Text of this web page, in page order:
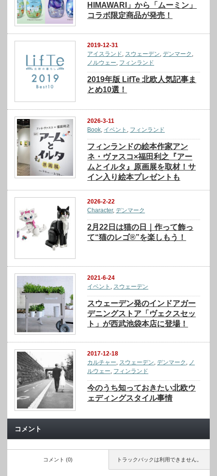
HIMAWARI」から「ムーミン」
コラボ限定商品が発売！
2019-12-31
アイスランド, スウェーデン,デンマーク ,
ノルウェー, フィンランド
2019年版 LifTe 北欧人気記事ま
とめ10選！
2026-3-11
Book, イベント , フィンランド
フィンランドの絵本作家アン
ネ・ヴァスコ×福田利之『アー
ムとイルタ』原画展を取材！サ
イン入り絵本プレゼントも
2026-2-22
Character,デンマーク
2月22日は猫の日｜作って飾っ
て“猫のレゴ®”を楽しもう！
2021-6-24
イベント
スウェーデン
スウェーデン発のインドアガー
デニングストア「ヴェクスセッ
ト」が西武池袋本店に登場！
2017-12-18
カルチャー, スウェーデン,デンマーク , ノ
ルウェー, フィンランド
今のうち知っておきたい北欧ウ
ェディングスタイル事情
コメント
トラックバックは利用できません。
コメント (0)